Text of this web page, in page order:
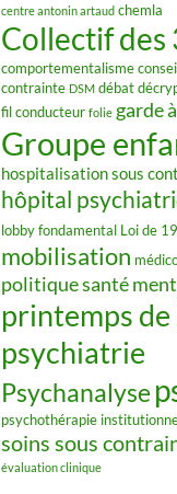
centre antonin artaud chemla
Collectif des
comportementalisme
contrainte DSM débat
fil conducteur folie garde
Groupe
hospitalisation sous
hôpital
lobby fondamental Loi de
mobilisation
politique santé
printemps de
psychiatrie
Psychanalyse
psychothérapie
soins sous
évaluation clinique